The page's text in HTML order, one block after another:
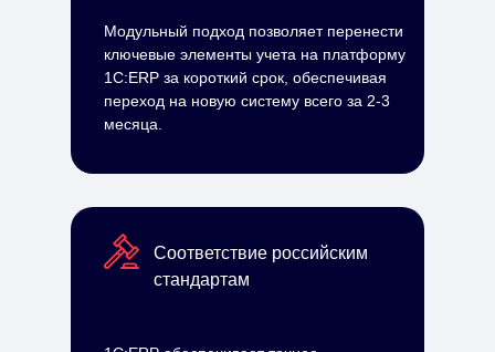
Модульный подход позволяет перенести
ключевые элементы учета на платформу
1С:ERP за короткий срок, обеспечивая
переход на новую систему всего за 2-3
месяца.
Соответствие российским
стандартам